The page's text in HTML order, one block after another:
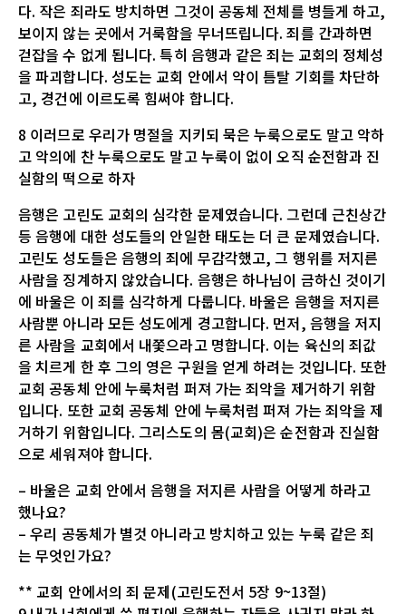
다. 작은 죄라도 방치하면 그것이 공동체 전체를 병들게 하고,
보이지 않는 곳에서 거룩함을 무너뜨립니다. 죄를 간과하면
걷잡을 수 없게 됩니다. 특히 음행과 같은 죄는 교회의 정체성
을 파괴합니다. 성도는 교회 안에서 악이 틈탈 기회를 차단하
고, 경건에 이르도록 힘써야 합니다.
8 이러므로 우리가 명절을 지키되 묵은 누룩으로도 말고 악하
고 악의에 찬 누룩으로도 말고 누룩이 없이 오직 순전함과 진
실함의 떡으로 하자
음행은 고린도 교회의 심각한 문제였습니다. 그런데 근친상간
등 음행에 대한 성도들의 안일한 태도는 더 큰 문제였습니다.
고린도 성도들은 음행의 죄에 무감각했고, 그 행위를 저지른
사람을 징계하지 않았습니다. 음행은 하나님이 금하신 것이기
에 바울은 이 죄를 심각하게 다룹니다. 바울은 음행을 저지른
사람뿐 아니라 모든 성도에게 경고합니다. 먼저, 음행을 저지
른 사람을 교회에서 내쫓으라고 명합니다. 이는 육신의 죄값
을 치르게 한 후 그의 영은 구원을 얻게 하려는 것입니다. 또한
교회 공동체 안에 누룩처럼 퍼져 가는 죄악을 제거하기 위함
입니다. 또한 교회 공동체 안에 누룩처럼 퍼져 가는 죄악을 제
거하기 위함입니다. 그리스도의 몸(교회)은 순전함과 진실함
으로 세워져야 합니다.
– 바울은 교회 안에서 음행을 저지른 사람을 어떻게 하라고
했나요?
– 우리 공동체가 별것 아니라고 방치하고 있는 누룩 같은 죄
는 무엇인가요?
** 교회 안에서의 죄 문제(고린도전서 5장 9~13절)